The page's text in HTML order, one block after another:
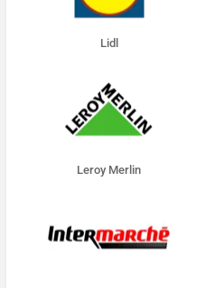
Lidl
Leroy Merlin